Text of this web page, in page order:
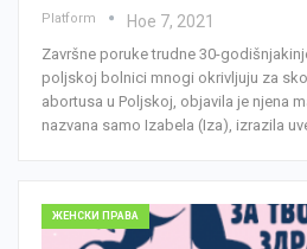
Platform Ное 7, 2021
Završne poruke trudne 30-
poljskoj bolnici mnogi okrivljuju za
abortusa u Poljskoj, objavila je njena
nazvana samo Izabela (Iza), izrazila
ЖЕНСКИ ПРАВА